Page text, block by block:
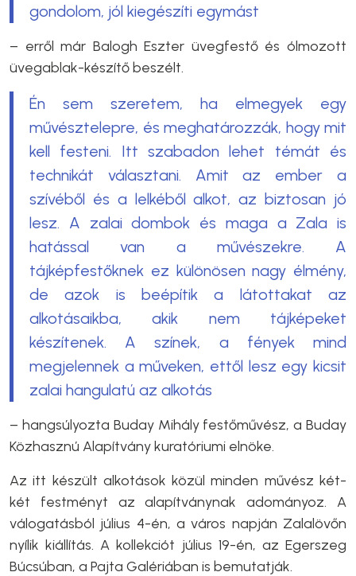
gondolom, jól kiegészíti egymást
– erről már Balogh Eszter üvegfestő és ólmozott
üvegablak-készítő beszélt.
Én sem szeretem, ha elmegyek egy
művésztelepre, és meghatározzák, hogy mit
kell festeni. Itt szabadon lehet témát és
technikát választani. Amit az ember a
szívéből és a lelkéből alkot, az biztosan jó
lesz. A zalai dombok és maga a Zala is
hatással van a művészekre. A
tájképfestőknek ez különösen nagy élmény,
de azok is beépítik a látottakat az
alkotásaikba, akik nem tájképeket
készítenek. A színek, a fények mind
megjelennek a műveken, ettől lesz egy kicsit
zalai hangulatú az alkotás
– hangsúlyozta Buday Mihály festőművész, a Buday
Közhasznú Alapítvány kuratóriumi elnöke.
Az itt készült alkotások közül minden művész két-
két festményt az alapítványnak adományoz. A
válogatásból július 4-én, a város napján Zalalövőn
nyílik kiállítás. A kollekciót július 19-én, az Egerszeg
Búcsúban, a Pajta Galériában is bemutatják.